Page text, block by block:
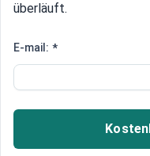
Oskar
Oskar Lafontaine
mehr vor den
Angela Merkel eine
überläuft.
E-mail: *